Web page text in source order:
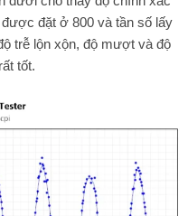
đặt ở 800 và tần số lấy
trễ lộn xộn, độ mượt và độ
tốt.